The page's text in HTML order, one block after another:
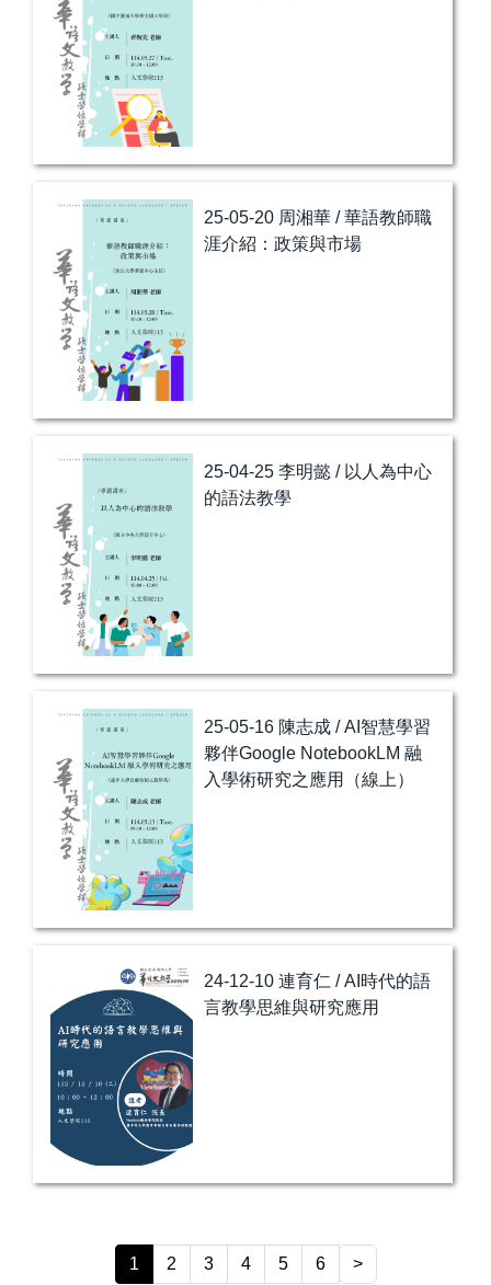
25-05-20 周湘華 / 華語教師職
涯介紹：政策與市場
25-04-25 李明懿 / 以人為中心
的語法教學
25-05-16 陳志成 / AI智慧學習
夥伴Google NotebookLM 融
入學術研究之應用（線上）
24-12-10 連育仁 / AI時代的語
言教學思維與研究應用
1 2 3 4 5 6 >